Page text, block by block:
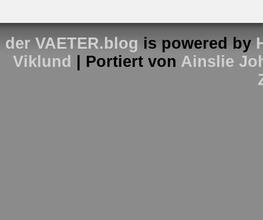
der VAETER.blog is powered by
Viklund
| Portiert von Ainslie